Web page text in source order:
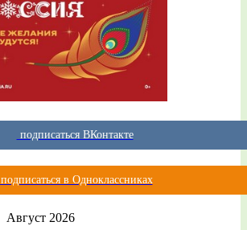
подписаться ВКонтакте
подписаться в Одноклассниках
Август 2026